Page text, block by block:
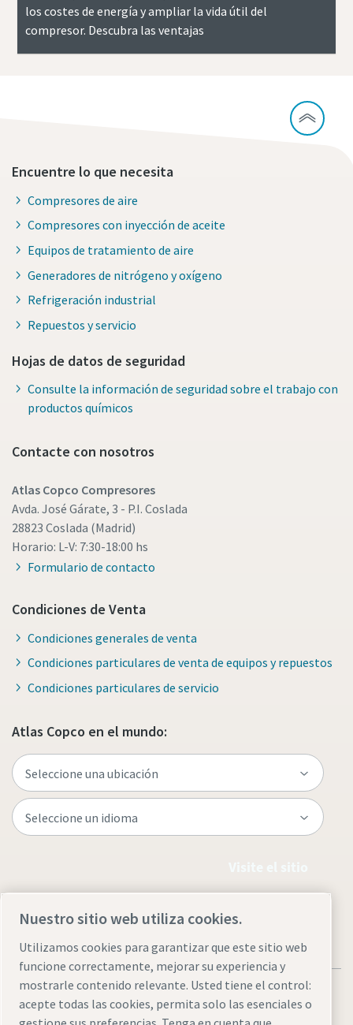
los costes de energía y ampliar la vida útil del
compresor. Descubra las ventajas
Encuentre lo que necesita
Compresores de aire
Compresores con inyección de aceite
Equipos de tratamiento de aire
Generadores de nitrógeno y oxígeno
Refrigeración industrial
Repuestos y servicio
Hojas de datos de seguridad
Consulte la información de seguridad sobre el trabajo con
productos químicos
Contacte con nosotros
Atlas Copco Compresores
Avda. José Gárate, 3 - P.I. Coslada
28823 Coslada (Madrid)
Horario: L-V: 7:30-18:00 hs
Formulario de contacto
Condiciones de Venta
Condiciones generales de venta
Condiciones particulares de venta de equipos y repuestos
Condiciones particulares de servicio
Atlas Copco en el mundo:
Nuestro sitio web utiliza cookies.
Utilizamos cookies para garantizar que este sitio web
funcione correctamente, mejorar su experiencia y
mostrarle contenido relevante. Usted tiene el control:
acepte todas las cookies, permita solo las esenciales o